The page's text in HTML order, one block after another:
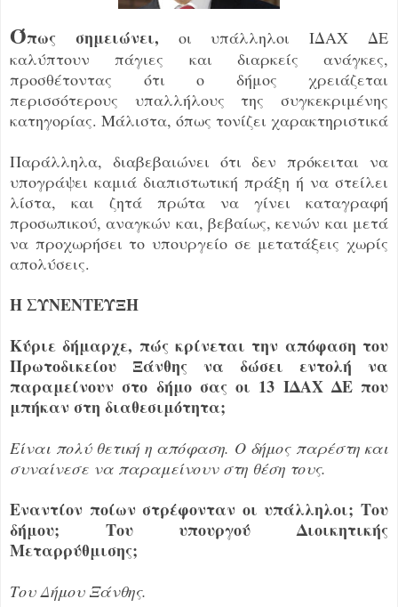
Όπως σημειώνει, οι υπάλληλοι ΙΔΑΧ ΔΕ
καλύπτουν πάγιες και διαρκείς ανάγκες,
προσθέτοντας ότι ο δήμος χρειάζεται
περισσότερους υπαλλήλους της συγκεκριμένης
κατηγορίας. Μάλιστα, όπως τονίζει χαρακτηριστικά
Παράλληλα, διαβεβαιώνει ότι δεν πρόκειται να
υπογράψει καμιά διαπιστωτική πράξη ή να στείλει
λίστα, και ζητά πρώτα να γίνει καταγραφή
προσωπικού, αναγκών και, βεβαίως, κενών και μετά
να προχωρήσει το υπουργείο σε μετατάξεις χωρίς
απολύσεις.
Η ΣΥΝΕΝΤΕΥΞΗ
Κύριε δήμαρχε, πώς κρίνεται την απόφαση του
Πρωτοδικείου Ξάνθης να δώσει εντολή να
παραμείνουν στο δήμο σας οι 13 ΙΔΑΧ ΔΕ που
μπήκαν στη διαθεσιμότητα;
Είναι πολύ θετική η απόφαση. Ο δήμος παρέστη και
συναίνεσε να παραμείνουν στη θέση τους.
Εναντίον ποίων στρέφονταν οι υπάλληλοι; Του
δήμου; Του υπουργού Διοικητικής
Μεταρρύθμισης;
Του Δήμου Ξάνθης.